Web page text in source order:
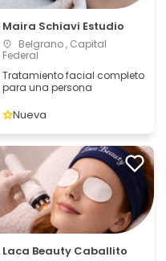
Maira Schiavi Estudio
Belgrano , Capital
Federal
Tratamiento facial completo
para una persona
Nueva
Laca Beauty Caballito